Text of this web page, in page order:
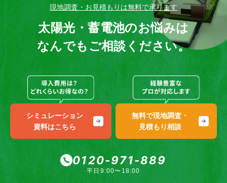
現地調査・お見積もりは無料で承ります
太陽光・蓄電池のお悩みは
なんでもご相談ください。
シミュレーション
資料はこちら
無料で現地調査・
見積もり相談
0120-971-889
平日9:00〜18:00